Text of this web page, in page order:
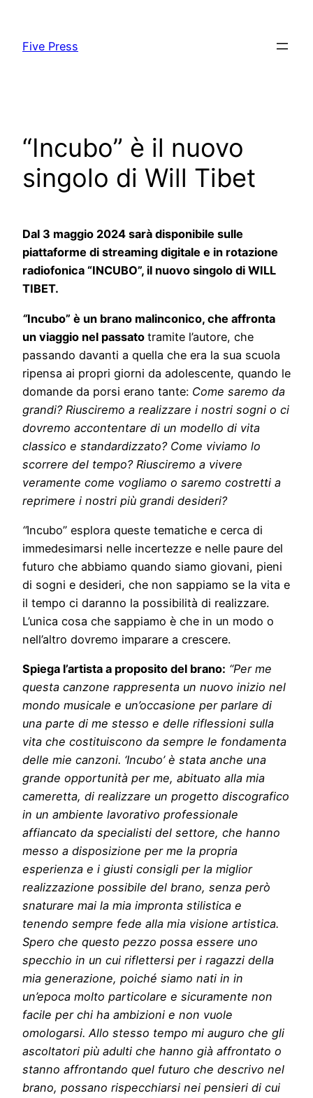
content
Five Press
“Incubo” è il nuovo
singolo di Will Tibet
Dal 3 maggio 2024 sarà disponibile sulle
piattaforme di streaming digitale e in rotazione
radiofonica “INCUBO”, il nuovo singolo di WILL
TIBET.
“Incubo” è un brano malinconico, che affronta
un viaggio nel passato tramite l’autore, che
passando davanti a quella che era la sua scuola
ripensa ai propri giorni da adolescente, quando le
domande da porsi erano tante: Come saremo da
grandi? Riusciremo a realizzare i nostri sogni o ci
dovremo accontentare di un modello di vita
classico e standardizzato? Come viviamo lo
scorrere del tempo? Riusciremo a vivere
veramente come vogliamo o saremo costretti a
reprimere i nostri più grandi desideri?
“Incubo” esplora queste tematiche e cerca di
immedesimarsi nelle incertezze e nelle paure del
futuro che abbiamo quando siamo giovani, pieni
di sogni e desideri, che non sappiamo se la vita e
il tempo ci daranno la possibilità di realizzare.
L’unica cosa che sappiamo è che in un modo o
nell’altro dovremo imparare a crescere.
Spiega l’artista a proposito del brano: “Per me
questa canzone rappresenta un nuovo inizio nel
mondo musicale e un’occasione per parlare di
una parte di me stesso e delle riflessioni sulla
vita che costituiscono da sempre le fondamenta
delle mie canzoni. ‘Incubo’ è stata anche una
grande opportunità per me, abituato alla mia
cameretta, di realizzare un progetto discografico
in un ambiente lavorativo professionale
affiancato da specialisti del settore, che hanno
messo a disposizione per me la propria
esperienza e i giusti consigli per la miglior
realizzazione possibile del brano, senza però
snaturare mai la mia impronta stilistica e
tenendo sempre fede alla mia visione artistica.
Spero che questo pezzo possa essere uno
specchio in un cui riflettersi per i ragazzi della
mia generazione, poiché siamo nati in in
un’epoca molto particolare e sicuramente non
facile per chi ha ambizioni e non vuole
omologarsi. Allo stesso tempo mi auguro che gli
ascoltatori più adulti che hanno già affrontato o
stanno affrontando quel futuro che descrivo nel
brano, possano rispecchiarsi nei pensieri di cui